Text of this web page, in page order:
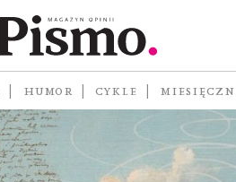
HUMOR CYKLE